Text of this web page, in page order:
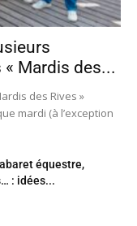
Mardis des...
des Rives »
mardi (à l’exception
équestre,
: idées...